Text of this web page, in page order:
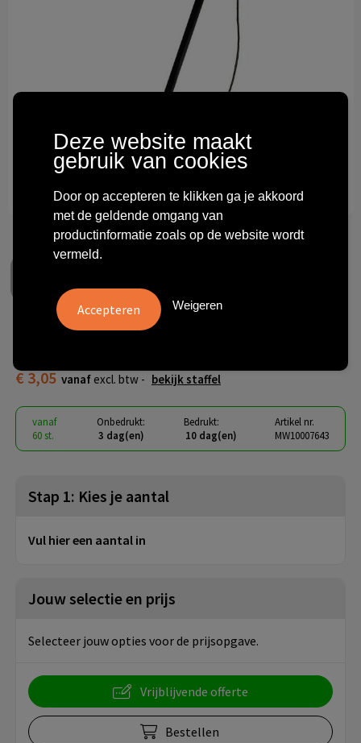
Overig
€ 3,05 vanaf excl. btw - bekijk staffel
vanaf
60 st.
Onbedrukt:
3 dag(en)
Bedrukt:
10 dag(en)
Artikel nr.
MW10007643
Stap 1: Kies je aantal
Vul hier een aantal in
Jouw selectie en prijs
Selecteer jouw opties voor de prijsopgave.
Vrijblijvende offerte
Bestellen
Deze website maakt
gebruik van cookies
Door op accepteren te klikken ga je akkoord
met de geldende omgang van
productinformatie zoals op de website wordt
vermeld.
Weigeren